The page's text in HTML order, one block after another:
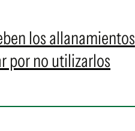
los allanamientos
por no utilizarlos